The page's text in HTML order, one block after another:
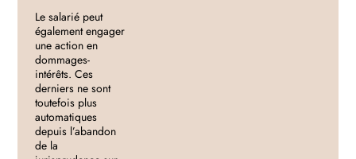
Le salarié peut
également engager
une action en
dommages-
intérêts. Ces
derniers ne sont
toutefois plus
automatiques
depuis l’abandon
de la